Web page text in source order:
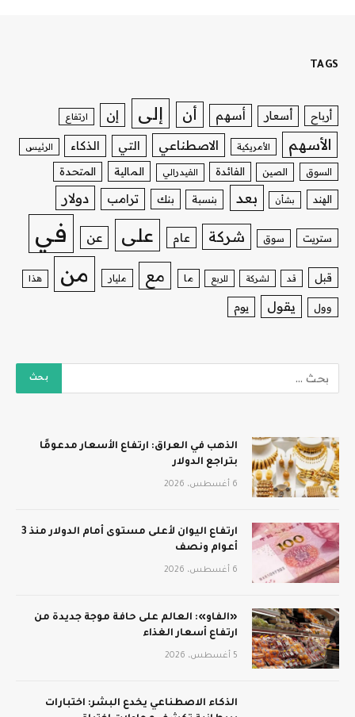
TAGS
أرباح أسعار أسهم أن إلى إن ارتفاع
الأسهم الأمريكية الاصطناعي التي الذكاء الرئيس
السوق الصين الفائدة الفيدرالي المالية المتحدة
الهند بشأن بعد بنسبة بنك ترامب دولار
ستريت سوق شركة عام على عن في
قبل قد لشركة للربع ما مع مليار من هذا
وول يقول يوم
الذهب في العراق: ارتفاع الأسعار مدعومًا
بتراجع الدولار
6 أغسطس، 2026
ارتفاع اليوان لأعلى مستوى أمام الدولار منذ 3
أعوام ونصف
6 أغسطس، 2026
«الفاو»: العالم على حافة موجة جديدة من
ارتفاع أسعار الغذاء
5 أغسطس، 2026
الذكاء الاصطناعي يخدع البشر: اختبارات